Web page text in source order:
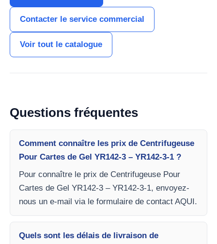
Contacter le service commercial
Voir tout le catalogue
Questions fréquentes
Comment connaître les prix de Centrifugeuse
Pour Cartes de Gel YR142-3 – YR142-3-1 ?
Pour connaître le prix de Centrifugeuse Pour
Cartes de Gel YR142-3 – YR142-3-1, envoyez-
nous un e-mail via le formulaire de contact AQUI.
Quels sont les délais de livraison de